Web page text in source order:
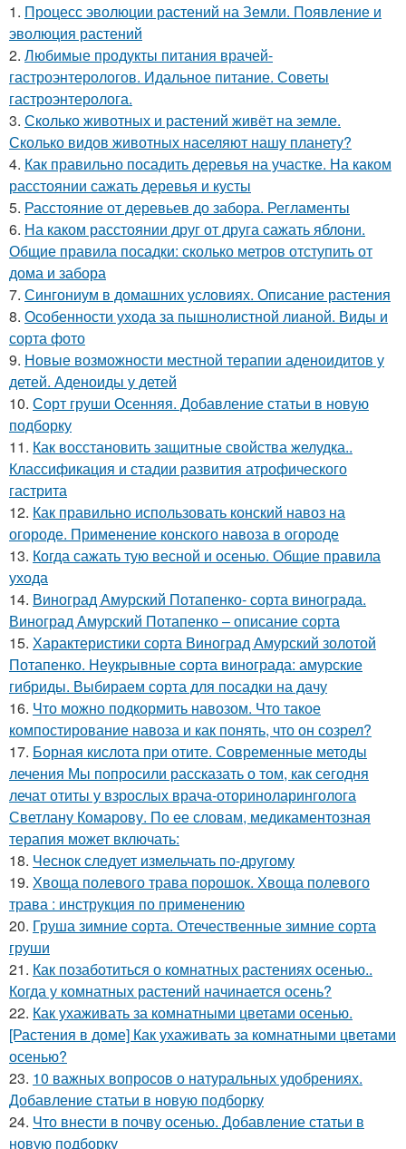
1. Процесс эволюции растений на Земли. Появление и
эволюция растений
2. Любимые продукты питания врачей-
гастроэнтерологов. Идальное питание. Советы
гастроэнтеролога.
3. Сколько животных и растений живёт на земле.
Сколько видов животных населяют нашу планету?
4. Как правильно посадить деревья на участке. На каком
расстоянии сажать деревья и кусты
5. Расстояние от деревьев до забора. Регламенты
6. На каком расстоянии друг от друга сажать яблони.
Общие правила посадки: сколько метров отступить от
дома и забора
7. Сингониум в домашних условиях. Описание растения
8. Особенности ухода за пышнолистной лианой. Виды и
сорта фото
9. Новые возможности местной терапии аденоидитов у
детей. Аденоиды у детей
10. Сорт груши Осенняя. Добавление статьи в новую
подборку
11. Как восстановить защитные свойства желудка..
Классификация и стадии развития атрофического
гастрита
12. Как правильно использовать конский навоз на
огороде. Применение конского навоза в огороде
13. Когда сажать тую весной и осенью. Общие правила
ухода
14. Виноград Амурский Потапенко- сорта винограда.
Виноград Амурский Потапенко – описание сорта
15. Характеристики сорта Виноград Амурский золотой
Потапенко. Неукрывные сорта винограда: амурские
гибриды. Выбираем сорта для посадки на дачу
16. Что можно подкормить навозом. Что такое
компостирование навоза и как понять, что он созрел?
17. Борная кислота при отите. Современные методы
лечения Мы попросили рассказать о том, как сегодня
лечат отиты у взрослых врача-оториноларинголога
Светлану Комарову. По ее словам, медикаментозная
терапия может включать:
18. Чеснок следует измельчать по-другому
19. Хвоща полевого трава порошок. Хвоща полевого
трава : инструкция по применению
20. Груша зимние сорта. Отечественные зимние сорта
груши
21. Как позаботиться о комнатных растениях осенью..
Когда у комнатных растений начинается осень?
22. Как ухаживать за комнатными цветами осенью.
[Растения в доме] Как ухаживать за комнатными цветами
осенью?
23. 10 важных вопросов о натуральных удобрениях.
Добавление статьи в новую подборку
24. Что внести в почву осенью. Добавление статьи в
новую подборку